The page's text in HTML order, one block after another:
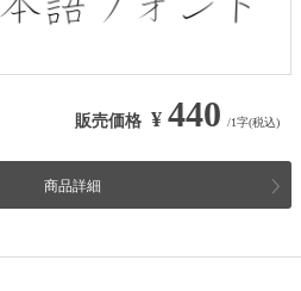
販売価格 ¥ 440 /1字(税込)
商品詳細